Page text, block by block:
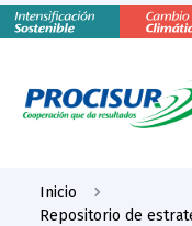
Inicio
Repositorio de